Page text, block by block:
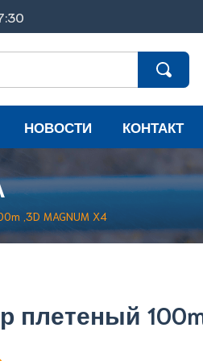
НОВОСТИ КОНТАКТ
,3D MAGNUM X4
плетеный 100m